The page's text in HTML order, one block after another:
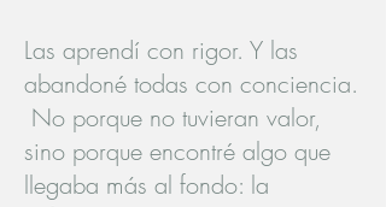
Las aprendí con rigor. Y las
abandoné todas con conciencia.
No porque no tuvieran valor,
sino porque encontré algo que
llegaba más al fondo: la